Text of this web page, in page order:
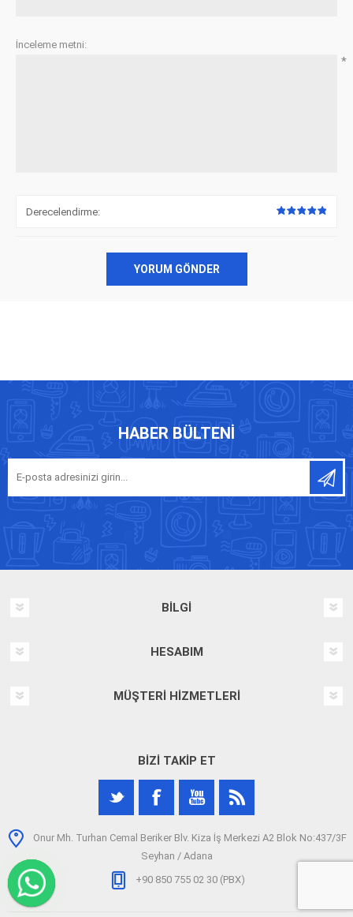
İnceleme metni:
*
Derecelendirme:
YORUM GÖNDER
HABER BÜLTENI
BILGI
HESABIM
MÜŞTERI HIZMETLERI
BIZI TAKIP ET
Onur Mh. Turhan Cemal Beriker Blv. Kiza İş Merkezi A2 Blok No:437/3F
Seyhan / Adana
+90 850 755 02 30 (PBX)